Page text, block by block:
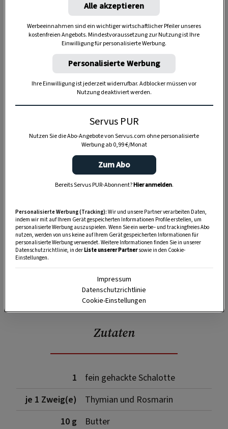
Anzeige
SPEICHERN DRUCKEN
Zutaten
1
fein gehackte Schalotte
je 1 Zweig(e)
Thymian und Rosmarin
10 g
Butter
Alle akzeptieren
Werbeeinnahmen sind ein wichtiger wirtschaftlicher Pfeiler unseres
kostenfreien Angebots. Mindestvoraussetzung zur Nutzung ist Ihre
Einwilligung für personalisierte Werbung.
Personalisierte Werbung
Ihre Einwilligung ist jederzeit widerrufbar. Adblocker müssen vor
Nutzung deaktiviert werden.
Servus PUR
Nutzen Sie die Abo-Angebote von Servus.com ohne personalisierte
Werbung ab 0,99 €/Monat
Zum Abo
Bereits Servus PUR-Abonnent?Hier anmelden.
Personalisierte Werbung (Tracking): Wir und unsere Partner verarbeiten Daten,
indem wir mit auf Ihrem Gerät gespeicherten Informationen Profile erstellen, um
personalisierte Werbung auszuspielen. Wenn Sie ein werbe– und trackingfreies Abo
nutzen, werden von uns keine auf Ihrem Gerät gespeicherten Informationen für
personalisierte Werbung verwendet. Weitere Informationen finden Sie in unserer
Datenschutzrichtlinie, in derListe unserer Partnersowie in den Cookie-
Einstellungen.
Impressum
Datenschutzrichtlinie
Cookie-Einstellungen